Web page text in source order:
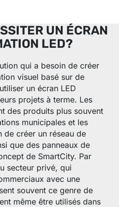
UN ÉCRAN
LED?
qui a besoin de créer
visuel basé sur de
un écran LED
projets à terme. Les
des produits plus souvent
municipales et les
de créer un réseau de
que des panneaux de
de SmartCity. Par
secteur privé, qui
avec une
souvent ce genre de
même être utilisés dans